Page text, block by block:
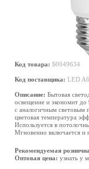
Код товара: Б0049634
Код поставщика: LED
Описание: Бытовая
освещение и экономит до
с аналогичным световым
цветовая температура
Используется в
Мгновенно включается и
Рекомендуемая
Оптовая цена: узнать у